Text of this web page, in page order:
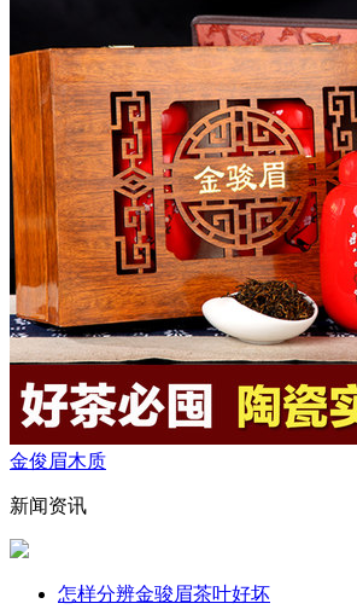
金俊眉木质
新闻资讯
怎样分辨金骏眉茶叶好坏